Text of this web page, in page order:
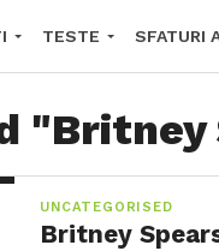
TESTE SFATURI
"Britney
UNCATEGORISED
Britney